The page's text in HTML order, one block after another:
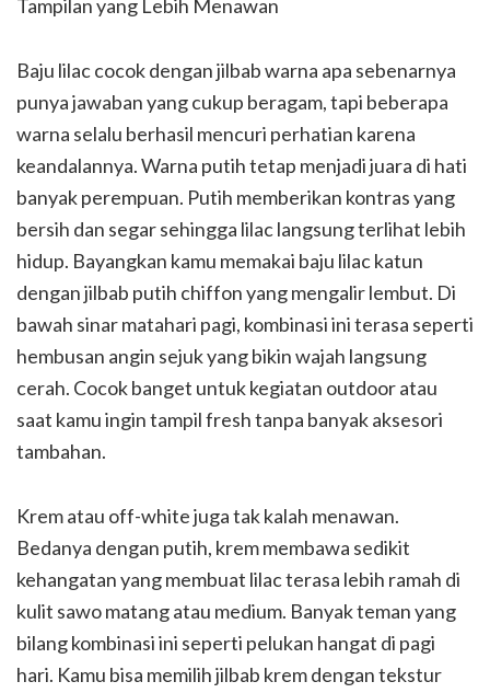
Baju lilac cocok dengan jilbab warna apa sebenarnya
punya jawaban yang cukup beragam, tapi beberapa
warna selalu berhasil mencuri perhatian karena
keandalannya. Warna putih tetap menjadi juara di hati
banyak perempuan. Putih memberikan kontras yang
bersih dan segar sehingga lilac langsung terlihat lebih
hidup. Bayangkan kamu memakai baju lilac katun
dengan jilbab putih chiffon yang mengalir lembut. Di
bawah sinar matahari pagi, kombinasi ini terasa seperti
hembusan angin sejuk yang bikin wajah langsung
cerah. Cocok banget untuk kegiatan outdoor atau
saat kamu ingin tampil fresh tanpa banyak aksesori
tambahan.
Krem atau off-white juga tak kalah menawan.
Bedanya dengan putih, krem membawa sedikit
kehangatan yang membuat lilac terasa lebih ramah di
kulit sawo matang atau medium. Banyak teman yang
bilang kombinasi ini seperti pelukan hangat di pagi
hari. Kamu bisa memilih jilbab krem dengan tekstur